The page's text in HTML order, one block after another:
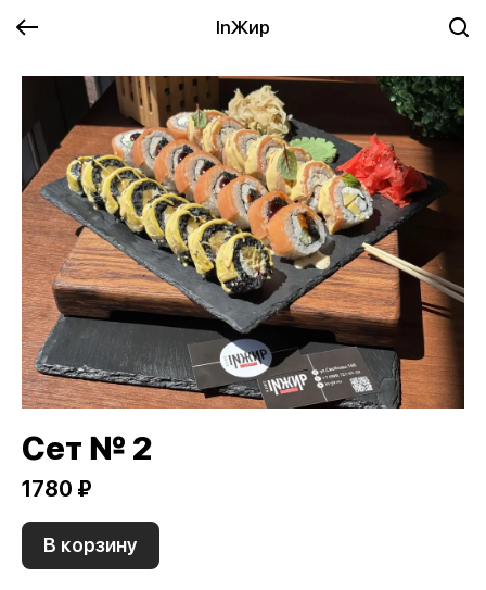
InЖир
Сет № 2
1780 ₽
В корзину